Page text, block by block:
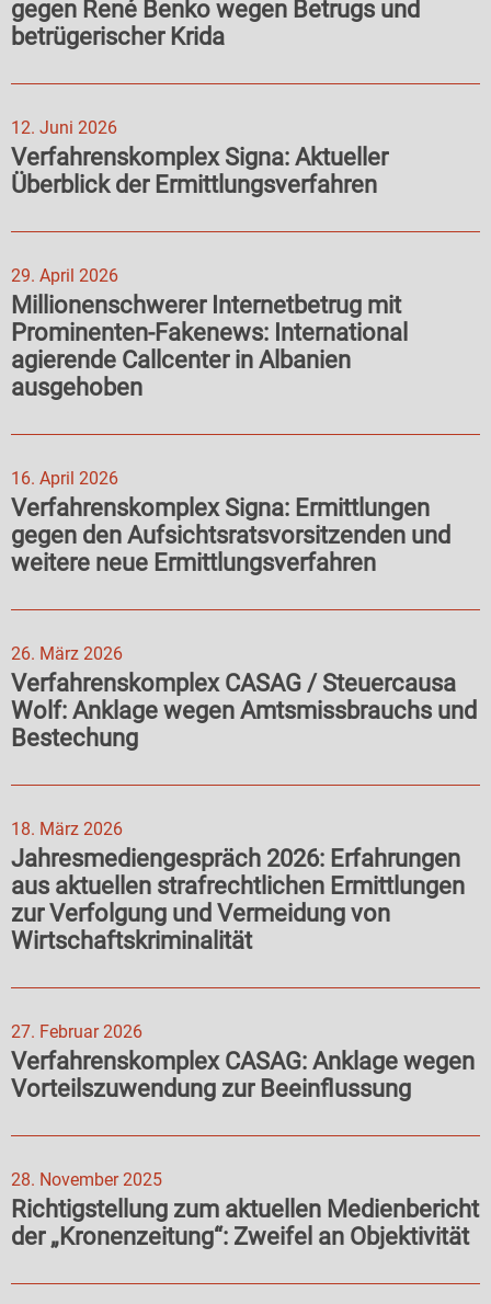
gegen René Benko wegen Betrugs und
betrügerischer Krida
12. Juni 2026
Verfahrenskomplex Signa: Aktueller
Überblick der Ermittlungsverfahren
29. April 2026
Millionenschwerer Internetbetrug mit
Prominenten-Fakenews: International
agierende Callcenter in Albanien
ausgehoben
16. April 2026
Verfahrenskomplex Signa: Ermittlungen
gegen den Aufsichtsratsvorsitzenden und
weitere neue Ermittlungsverfahren
26. März 2026
Verfahrenskomplex CASAG / Steuercausa
Wolf: Anklage wegen Amtsmissbrauchs und
Bestechung
18. März 2026
Jahresmediengespräch 2026: Erfahrungen
aus aktuellen strafrechtlichen Ermittlungen
zur Verfolgung und Vermeidung von
Wirtschaftskriminalität
27. Februar 2026
Verfahrenskomplex CASAG: Anklage wegen
Vorteilszuwendung zur Beeinflussung
28. November 2025
Richtigstellung zum aktuellen Medienbericht
der „Kronenzeitung“: Zweifel an Objektivität